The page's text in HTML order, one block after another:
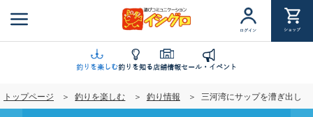
ン
ログイン ショップ
釣りを楽しむ釣りを知る店舗情報セール・イベント
トップページ 釣りを楽しむ 釣り情報 三河湾にサップを漕ぎ出し